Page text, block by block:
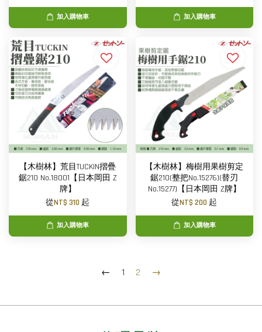
加入購物車 加入購物車
【木樹林】荒目TUCKIN摺疊
鋸210 No.18001【日本岡田 Z
牌】
從NT$ 310 起
加入購物車
【木樹林】梅樹用果樹剪定
鋸210(整把No.15276)(替刃
No.15277)【日本岡田 Z牌】
從NT$ 200 起
加入購物車
← 1 2 →